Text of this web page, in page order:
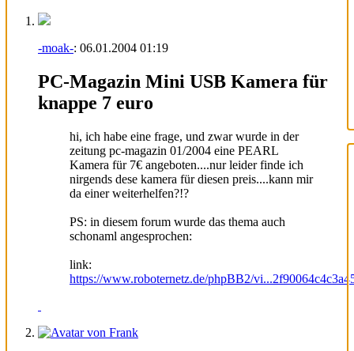
-moak-: 06.01.2004 01:19
PC-Magazin Mini USB Kamera für
knappe 7 euro
hi, ich habe eine frage, und zwar wurde in der
zeitung pc-magazin 01/2004 eine PEARL
Kamera für 7€ angeboten....nur leider finde ich
nirgends dese kamera für diesen preis....kann mir
da einer weiterhelfen?!?
PS: in diesem forum wurde das thema auch
schonaml angesprochen:
link:
https://www.roboternetz.de/phpBB2/